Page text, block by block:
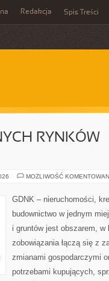
Redakcja Spis Treści
RYNKÓW
MOŻLIWOŚĆ
GDNK – nieruchomości,
budownictwo w jednym
i gruntów jest obszarem, w
zobowiązania łączą się z
zmianami gospodarczymi
potrzebami kupujących,